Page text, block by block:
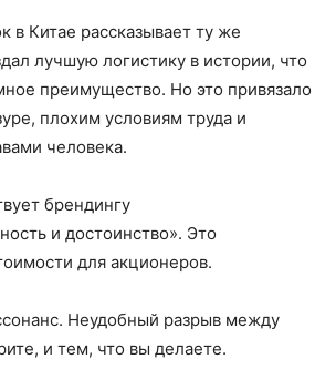
в Китае рассказывает ту же
лучшую логистику в истории, что
преимущество. Но это привязало
плохим условиям труда и
человека.
брендингу
и достоинство». Это
для акционеров.
Неудобный разрыв между
и тем, что вы делаете.